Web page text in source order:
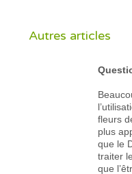
Autres articles
fleurs
plus
que le
traiter
que